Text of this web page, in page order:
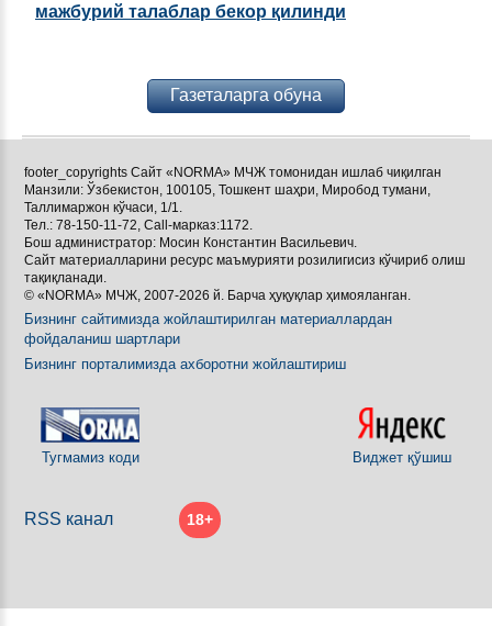
мажбурий талаблар бекор қилинди
Газеталарга обуна
footer_copyrights Сайт «NORMA» МЧЖ томонидан ишлаб чиқилган
Манзили: Ўзбекистон, 100105, Тошкент шаҳри, Миробод тумани,
Таллимаржон кўчаси, 1/1.
Тел.: 78-150-11-72, Call-марказ:1172.
Бош администратор: Мосин Константин Васильевич.
Сайт материалларини ресурс маъмурияти розилигисиз кўчириб олиш
тақиқланади.
© «NORMA» МЧЖ, 2007-2026 й. Барча ҳуқуқлар ҳимояланган.
Бизнинг сайтимизда жойлаштирилган материаллардан
фойдаланиш шартлари
Бизнинг порталимизда ахборотни жойлаштириш
Тугмамиз коди Виджет қўшиш
RSS канал 18+